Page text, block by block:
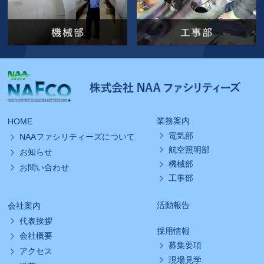
HOME
NAAファシリティーズについて
お知らせ
お問い合わせ
業務案内
電気部
航空照明部
機械部
工事部
会社案内
代表挨拶
会社概要
アクセス
活動報告
採用情報
募集要項
現場見学